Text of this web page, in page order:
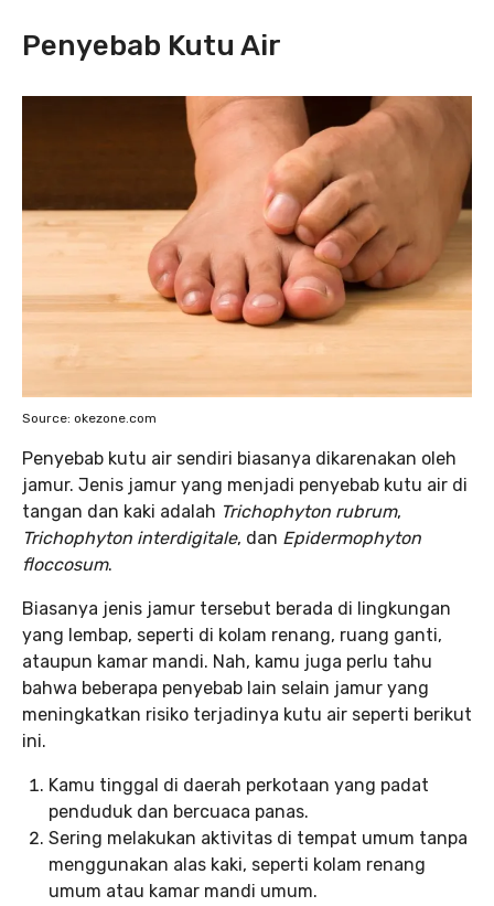
Penyebab Kutu Air
Source: okezone.com
Penyebab kutu air sendiri biasanya dikarenakan oleh
jamur. Jenis jamur yang menjadi penyebab kutu air di
tangan dan kaki adalah Trichophyton rubrum,
Trichophyton interdigitale, dan Epidermophyton
floccosum.
Biasanya jenis jamur tersebut berada di lingkungan
yang lembap, seperti di kolam renang, ruang ganti,
ataupun kamar mandi. Nah, kamu juga perlu tahu
bahwa beberapa penyebab lain selain jamur yang
meningkatkan risiko terjadinya kutu air seperti berikut
ini.
Kamu tinggal di daerah perkotaan yang padat
penduduk dan bercuaca panas.
Sering melakukan aktivitas di tempat umum tanpa
menggunakan alas kaki, seperti kolam renang
umum atau kamar mandi umum.